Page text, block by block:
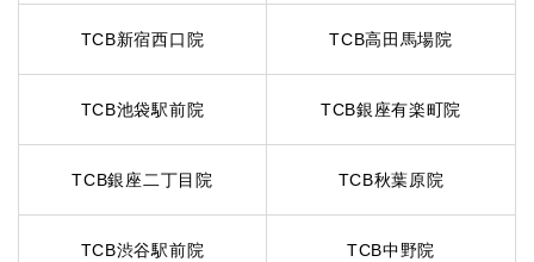
TCB新宿西口院 TCB高田馬場院
TCB池袋駅前院 TCB銀座有楽町院
TCB銀座二丁目院 TCB秋葉原院
TCB渋谷駅前院 TCB中野院